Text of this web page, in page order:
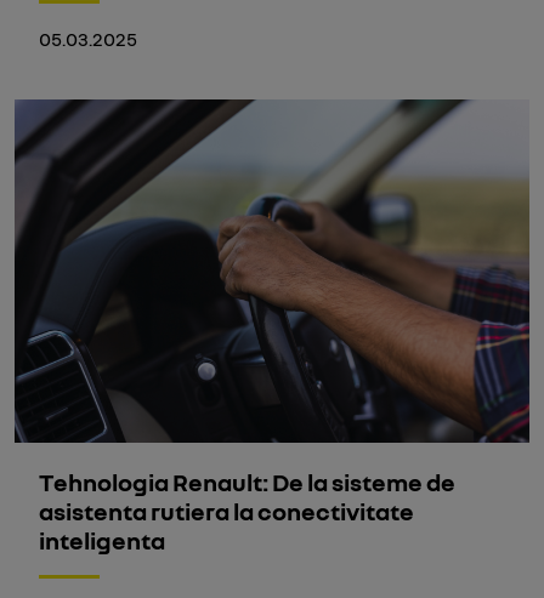
05.03.2025
Tehnologia Renault: De la sisteme de
asistenta rutiera la conectivitate
inteligenta